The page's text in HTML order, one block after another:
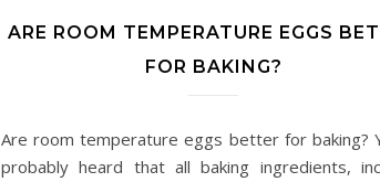
ARE ROOM TEMPERATURE EGGS
FOR BAKING?
Are room temperature eggs better for baking?
probably heard that all baking ingredients,